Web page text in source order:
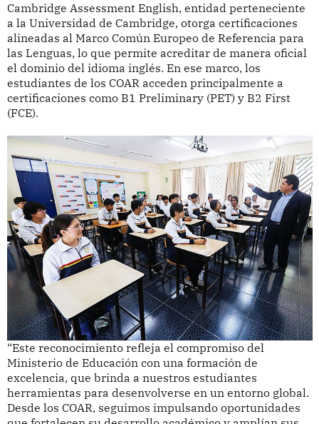
Cambridge Assessment English, entidad perteneciente
a la Universidad de Cambridge, otorga certificaciones
alineadas al Marco Común Europeo de Referencia para
las Lenguas, lo que permite acreditar de manera oficial
el dominio del idioma inglés. En ese marco, los
estudiantes de los COAR acceden principalmente a
certificaciones como B1 Preliminary (PET) y B2 First
(FCE).
“Este reconocimiento refleja el compromiso del
Ministerio de Educación con una formación de
excelencia, que brinda a nuestros estudiantes
herramientas para desenvolverse en un entorno global.
Desde los COAR, seguimos impulsando oportunidades